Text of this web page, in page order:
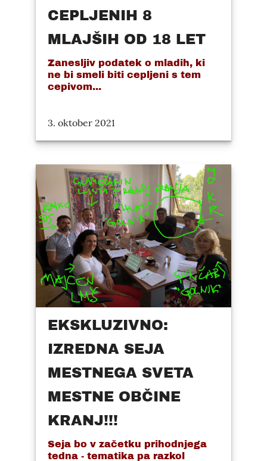
CEPLJENIH 8
MLAJŠIH OD 18 LET
Zanesljiv podatek o mladih, ki
ne bi smeli biti cepljeni s tem
cepivom...
3. oktober 2021
EKSKLUZIVNO:
IZREDNA SEJA
MESTNEGA SVETA
MESTNE OBČINE
KRANJ!!!
Seja bo v začetku prihodnjega
tedna - tematika pa razkol